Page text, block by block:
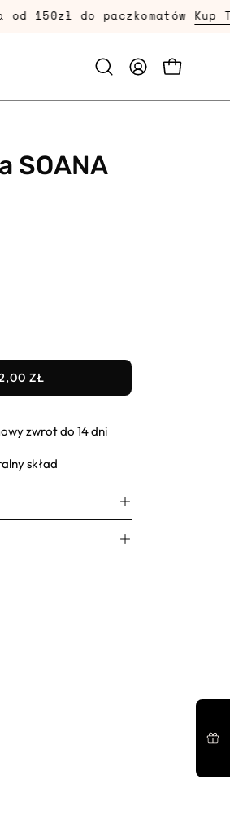
150zł do paczkomatówKup
OtwórzMOJE
PRZEJDŹ
SOANA
ZŁ
zwrot do 14 dni
skład